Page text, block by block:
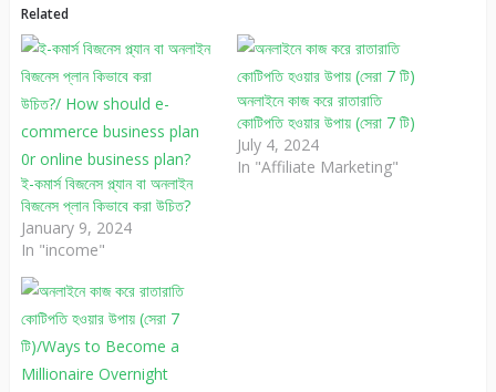
Related
ই-কমার্স বিজনেস প্ল্যান বা অনলাইন
বিজনেস প্লান কিভাবে করা উচিত?
January 9, 2024
In "income"
অনলাইনে কাজ করে রাতারাতি
কোটিপতি হওয়ার উপায় (সেরা 7 টি)
July 4, 2024
In "Affiliate Marketing"